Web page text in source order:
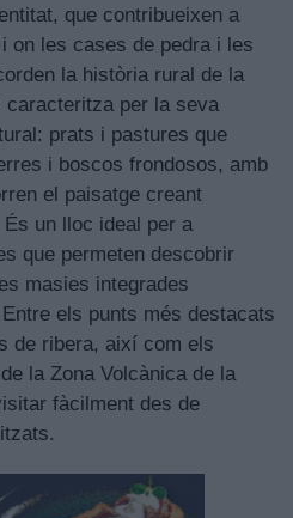
que contribueixen a
on les cases de pedra i les
la història rural de la
per la seva
prats i pastures que
i boscos frondosos, amb
el paisatge creant
un lloc ideal per a
que permeten descobrir
masies integrades
els punts més destacats
de ribera, així com els
la Zona Volcànica de la
fàcilment des de